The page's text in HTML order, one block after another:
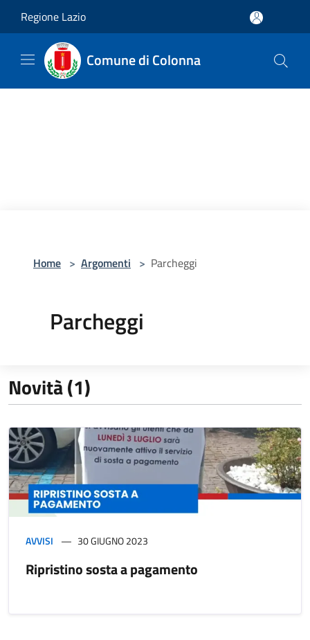
Regione Lazio
Comune di Colonna
Home > Argomenti > Parcheggi
Parcheggi
Novità (1)
AVVISI 30 GIUGNO 2023
Ripristino sosta a pagamento